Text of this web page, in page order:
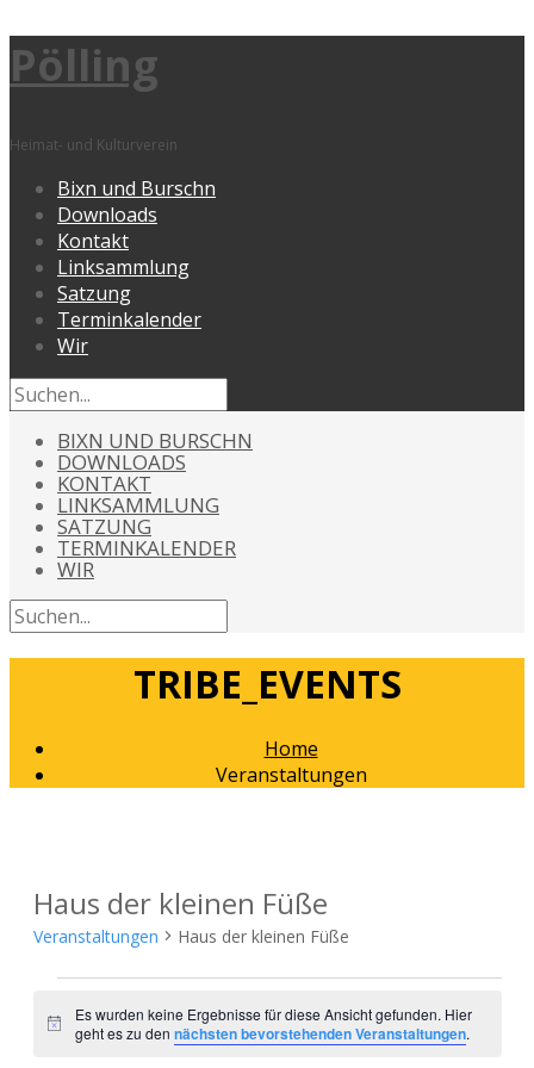
Pölling
Heimat- und Kulturverein
Bixn und Burschn
Downloads
Kontakt
Linksammlung
Satzung
Terminkalender
Wir
BIXN UND BURSCHN
DOWNLOADS
KONTAKT
LINKSAMMLUNG
SATZUNG
TERMINKALENDER
WIR
TRIBE_EVENTS
Home
Veranstaltungen
Haus der kleinen Füße
Veranstaltungen Haus der kleinen Füße
Hinweis
Es wurden keine Ergebnisse für diese Ansicht gefunden. Hier
geht es zu den nächsten bevorstehenden Veranstaltungen.